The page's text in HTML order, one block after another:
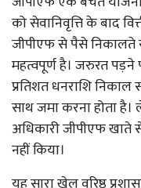
को सेवानिवृत्ति के बाद
जीपीएफ से पैसे निकालते
महत्वपूर्ण है। जरुरत पड़ने
प्रतिशत धनराशि
साथ जमा करना होता
अधिकारी जीपीएफ
नहीं किया।